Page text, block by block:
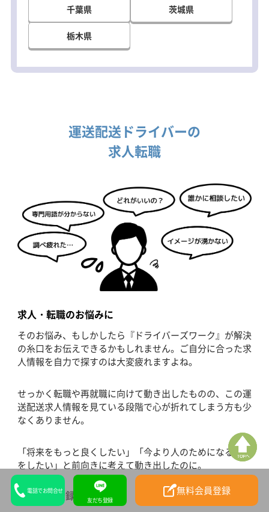
千葉県 茨城県
栃木県
運送配送ドライバーの
求人転職
求人・転職のお悩みに
そのお悩み、もしかしたら『ドライバーズワーク』が解決
の糸口をお伝えできるかもしれません。ご自分に合った求
人情報を自力で探すのは大変疲れますよね。
せっかく転職や再就職に向けて動き出したものの、この運
送配送求人情報を見ている段階で心が折れてしまう方も少
なくありません。
「将来をもっと良くしたい」「今より人のためになる仕事
をしたい」と前向きに考えて動き出したのに。
無料会員登録で求人相談
電話でお問合せ
友だち登録
無料会員登録